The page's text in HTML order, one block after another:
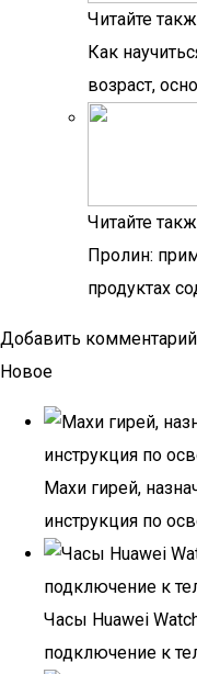
Читайте
Как
возраст,
Читайте
Пролин:
продуктах
Добавить комментарий
Новое
Махи гирей,
инструкция по
Часы Huawei
подключение к